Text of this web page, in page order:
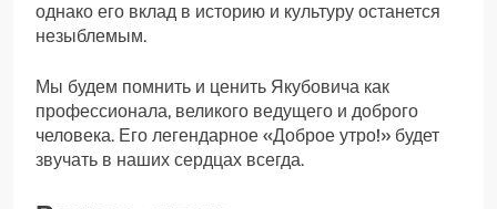
однако его вклад в историю и культуру останется
незыблемым.
Мы будем помнить и ценить Якубовича как
профессионала, великого ведущего и доброго
человека. Его легендарное «Доброе утро!» будет
звучать в наших сердцах всегда.